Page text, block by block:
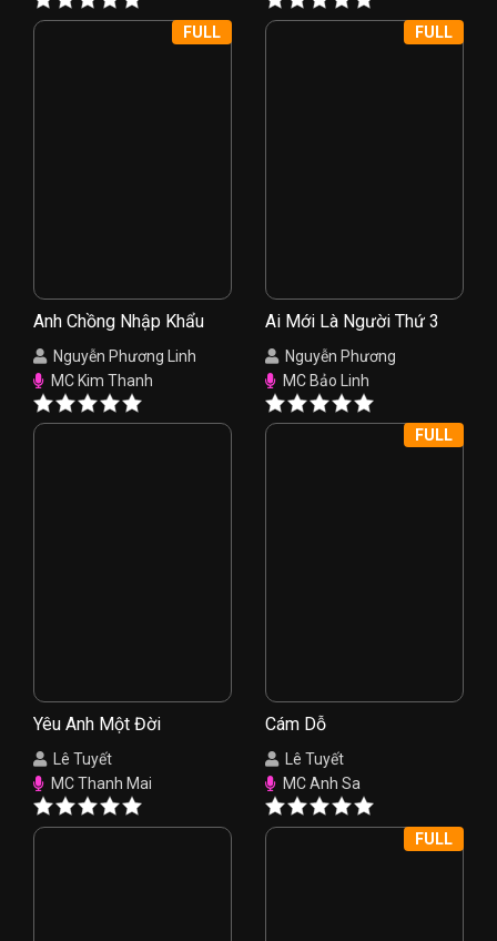
Anh Chồng Nhập Khẩu
Nguyễn Phương Linh
MC Kim Thanh
FULL
Ai Mới Là Người Thứ 3
Nguyễn Phương
MC Bảo Linh
FULL
Yêu Anh Một Đời
Lê Tuyết
MC Thanh Mai
Cám Dỗ
Lê Tuyết
MC Anh Sa
FULL
FULL